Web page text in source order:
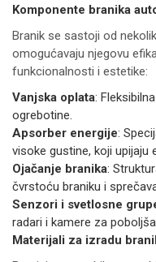
Komponente branika
Branik se sastoji od
omogućavaju njegovu
funkcionalnosti i estetike:
Vanjska oplata:
ogrebotine.
Apsorber energije:
visoke gustine, koji upijaju
Ojačanje branika:
čvrstoću braniku i
Senzori i svetlosne
radari i kamere za
Materijali za izradu